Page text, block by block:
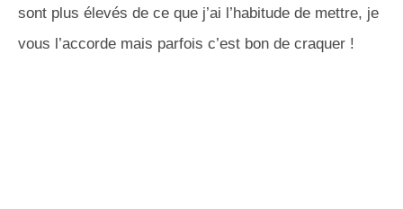
sont plus élevés de ce que j’ai l’habitude de mettre, je
vous l’accorde mais parfois c’est bon de craquer !